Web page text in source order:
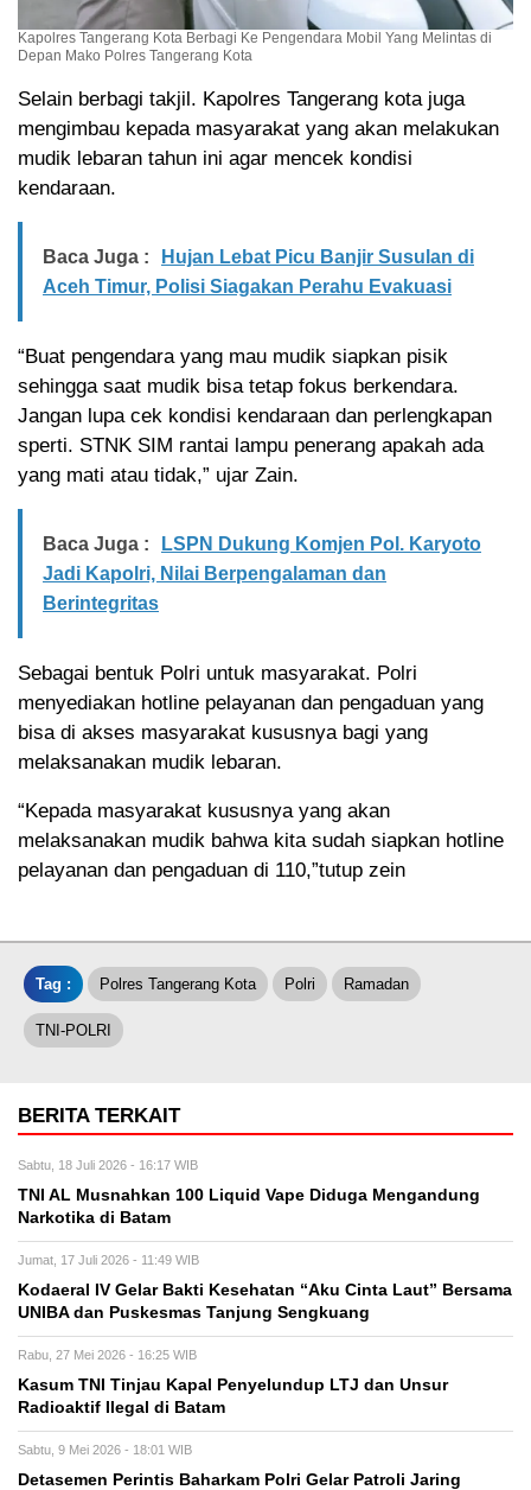
Kapolres Tangerang Kota Berbagi Ke Pengendara Mobil Yang Melintas di
Depan Mako Polres Tangerang Kota
Selain berbagi takjil. Kapolres Tangerang kota juga
mengimbau kepada masyarakat yang akan melakukan
mudik lebaran tahun ini agar mencek kondisi
kendaraan.
Baca Juga :
Hujan Lebat Picu Banjir Susulan di
Aceh Timur, Polisi Siagakan Perahu Evakuasi
“Buat pengendara yang mau mudik siapkan pisik
sehingga saat mudik bisa tetap fokus berkendara.
Jangan lupa cek kondisi kendaraan dan perlengkapan
sperti. STNK SIM rantai lampu penerang apakah ada
yang mati atau tidak,” ujar Zain.
Baca Juga :
LSPN Dukung Komjen Pol. Karyoto
Jadi Kapolri, Nilai Berpengalaman dan
Berintegritas
Sebagai bentuk Polri untuk masyarakat. Polri
menyediakan hotline pelayanan dan pengaduan yang
bisa di akses masyarakat kususnya bagi yang
melaksanakan mudik lebaran.
“Kepada masyarakat kususnya yang akan
melaksanakan mudik bahwa kita sudah siapkan hotline
pelayanan dan pengaduan di 110,”tutup zein
Tag : Polres Tangerang Kota Polri Ramadan
TNI-POLRI
BERITA TERKAIT
Sabtu, 18 Juli 2026 - 16:17 WIB
TNI AL Musnahkan 100 Liquid Vape Diduga Mengandung
Narkotika di Batam
Jumat, 17 Juli 2026 - 11:49 WIB
Kodaeral IV Gelar Bakti Kesehatan “Aku Cinta Laut” Bersama
UNIBA dan Puskesmas Tanjung Sengkuang
Rabu, 27 Mei 2026 - 16:25 WIB
Kasum TNI Tinjau Kapal Penyelundup LTJ dan Unsur
Radioaktif Ilegal di Batam
Sabtu, 9 Mei 2026 - 18:01 WIB
Detasemen Perintis Baharkam Polri Gelar Patroli Jaring